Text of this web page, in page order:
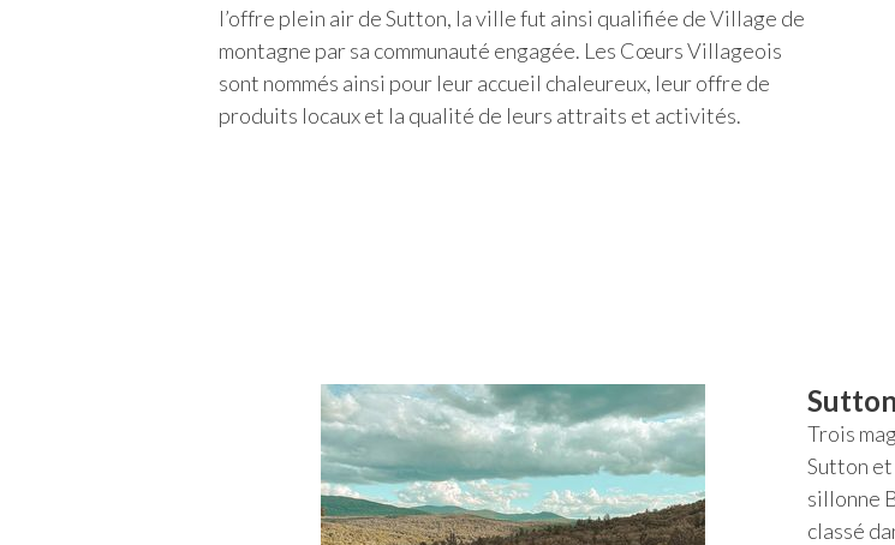
l’offre plein air de Sutton, la ville fut ainsi qualifiée de Village de
montagne par sa communauté engagée. Les Cœurs Villageois
sont nommés ainsi pour leur accueil chaleureux, leur offre de
produits locaux et la qualité de leurs attraits et activités.
Trois
Sutton
sillonne
classé